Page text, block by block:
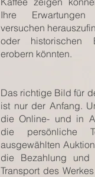
Ihre
versuchen
oder historischen
erobern könnten.
Das richtige Bild für
ist nur der Anfang.
die Online- und in
die persönliche
ausgewählten
die Bezahlung und
Transport des